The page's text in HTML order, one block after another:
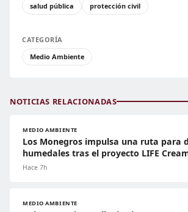
salud pública
protección civil
CATEGORÍA
Medio Ambiente
NOTICIAS RELACIONADAS
MEDIO AMBIENTE
Los Monegros impulsa una ruta para
humedales tras el proyecto LIFE
Hace 7h
MEDIO AMBIENTE